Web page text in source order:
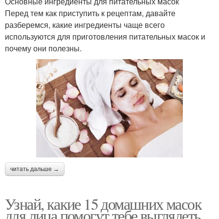
Перед тем как приступить к рецептам, давайте
разберемся, какие ингредиенты чаще всего
используются для приготовления питательных масок и
почему они полезны.
читать дальше →
Узнай, какие 15 домашних масок